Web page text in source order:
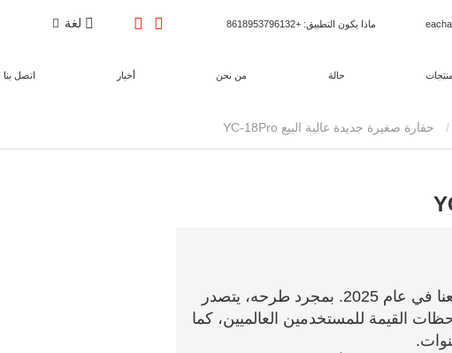
منتجات حالة من نحن أخبار اتصل بنا
ماذا يكون التطبيق: +8618953796132 لغة
هو منتج جديد أطلقته مصنعنا في عام 2025. بمجرد طرحه، يتصدر
القيمة للمستخدمين العالميين، كما